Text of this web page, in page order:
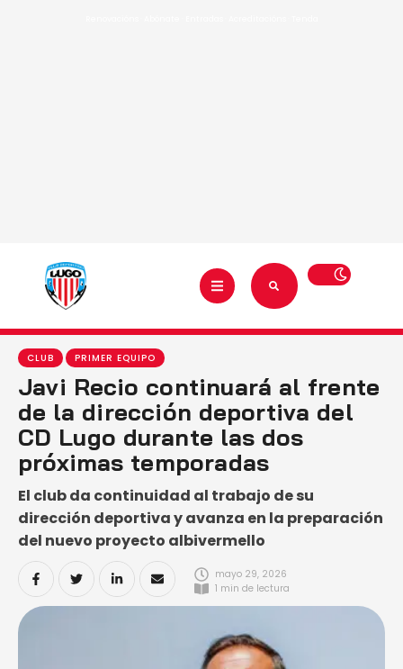
CLUB PRIMER EQUIPO
Javi Recio continuará al frente
de la dirección deportiva del
CD Lugo durante las dos
próximas temporadas
El club da continuidad al trabajo de su
dirección deportiva y avanza en la preparación
del nuevo proyecto albivermello
mayo 29, 2026
1 min de lectura